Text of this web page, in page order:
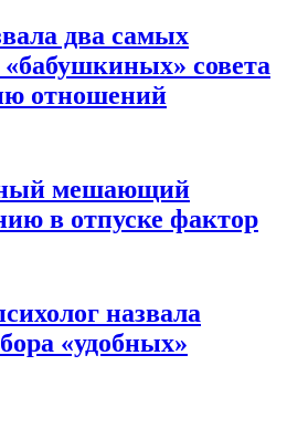
два самых
совета
отношений
мешающий
в отпуске фактор
назвала
«удобных»